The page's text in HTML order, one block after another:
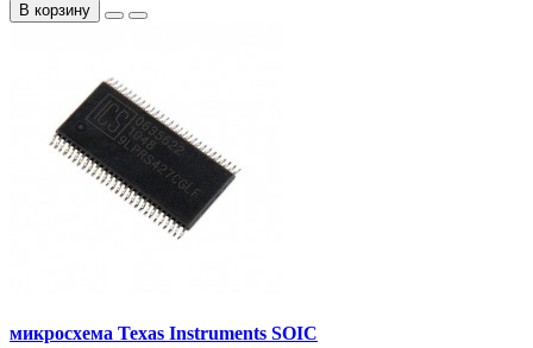
В корзину
микросхема Texas Instruments SOIC